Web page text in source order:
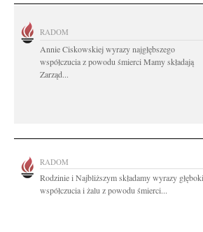
RADOM
Annie Ciskowskiej wyrazy najgłębszego
współczucia z powodu śmierci Mamy składają
Zarząd...
RADOM
Rodzinie i Najbliższym składamy wyrazy
współczucia i żalu z powodu śmierci...